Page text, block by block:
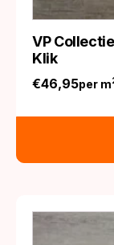
VP
Klik
€46,95per m